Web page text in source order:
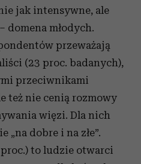
jak intensywne, ale
domena młodych.
przeważają
(23 proc. badanych),
przeciwnikami
też nie cenią rozmowy
więzi. Dla nich
„na dobre i na złe”.
to ludzie otwarci